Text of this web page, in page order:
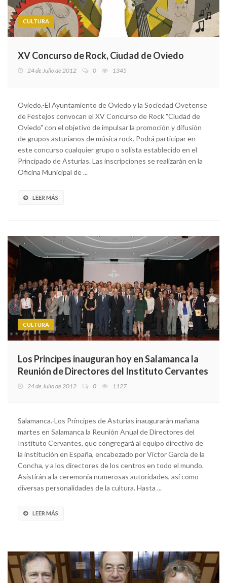
CULTURA
XV Concurso de Rock, Ciudad de Oviedo
24 de Julio de 2012 0 1345
Oviedo.-El Ayuntamiento de Oviedo y la Sociedad Ovetense
de Festejos convocan el XV Concurso de Rock "Ciudad de
Oviedo" con el objetivo de impulsar la promoción y difusión
de grupos asturianos de música rock. Podrá participar en
este concurso cualquier grupo o solista establecido en el
Principado de Asturias. Las inscripciones se realizarán en la
Oficina Municipal de ...
LEER MÁS
CULTURA
Los Principes inauguran hoy en Salamanca la
Reunión de Directores del Instituto Cervantes
24 de Julio de 2012 0 1127
Salamanca.-Los Príncipes de Asturias inaugurarán mañana
martes en Salamanca la Reunión Anual de Directores del
Instituto Cervantes, que congregará al equipo directivo de
la institución en España, encabezado por Víctor García de la
Concha, y a los directores de los centros en todo el mundo.
Asistirán a la ceremonia numerosas autoridades, así como
diversas personalidades de la cultura. Hasta ...
LEER MÁS